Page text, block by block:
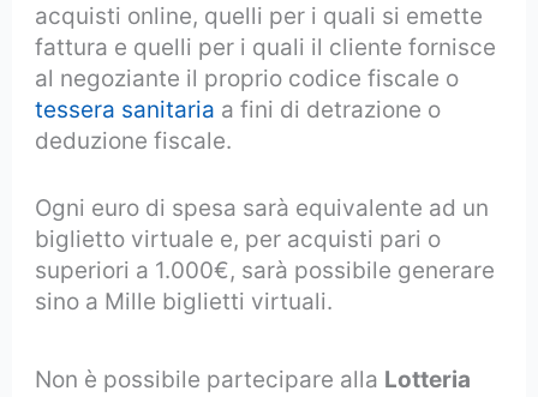
acquisti online, quelli per i quali si emette
fattura e quelli per i quali il cliente fornisce
al negoziante il proprio codice fiscale o
tessera sanitaria a fini di detrazione o
deduzione fiscale.
Ogni euro di spesa sarà equivalente ad un
biglietto virtuale e, per acquisti pari o
superiori a 1.000€, sarà possibile generare
sino a Mille biglietti virtuali.
Non è possibile partecipare alla Lotteria